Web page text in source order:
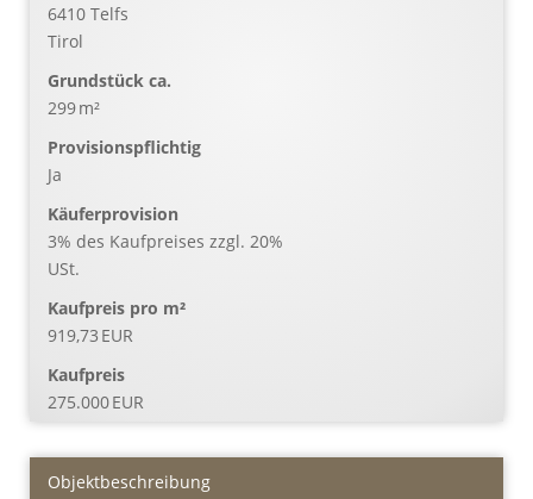
6410 Telfs
Tirol
Grund­stück ca.
299 m²
Provisionspflichtig
Ja
Käufer­provision
3% des Kaufpreises zzgl. 20%
USt.
Kaufpreis pro m²
919,73 EUR
Kaufpreis
275.000 EUR
Objekt­beschreibung